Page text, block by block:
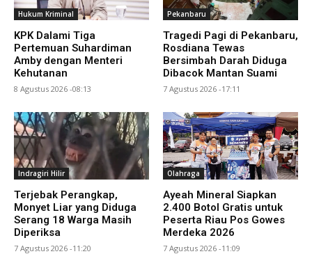
Hukum Kriminal
KPK Dalami Tiga
Pertemuan Suhardiman
Amby dengan Menteri
Kehutanan
8 Agustus 2026 -08:13
Pekanbaru
Tragedi Pagi di Pekanbaru,
Rosdiana Tewas
Bersimbah Darah Diduga
Dibacok Mantan Suami
7 Agustus 2026 -17:11
Indragiri Hilir
Terjebak Perangkap,
Monyet Liar yang Diduga
Serang 18 Warga Masih
Diperiksa
7 Agustus 2026 -11:20
Olahraga
Ayeah Mineral Siapkan
2.400 Botol Gratis untuk
Peserta Riau Pos Gowes
Merdeka 2026
7 Agustus 2026 -11:09